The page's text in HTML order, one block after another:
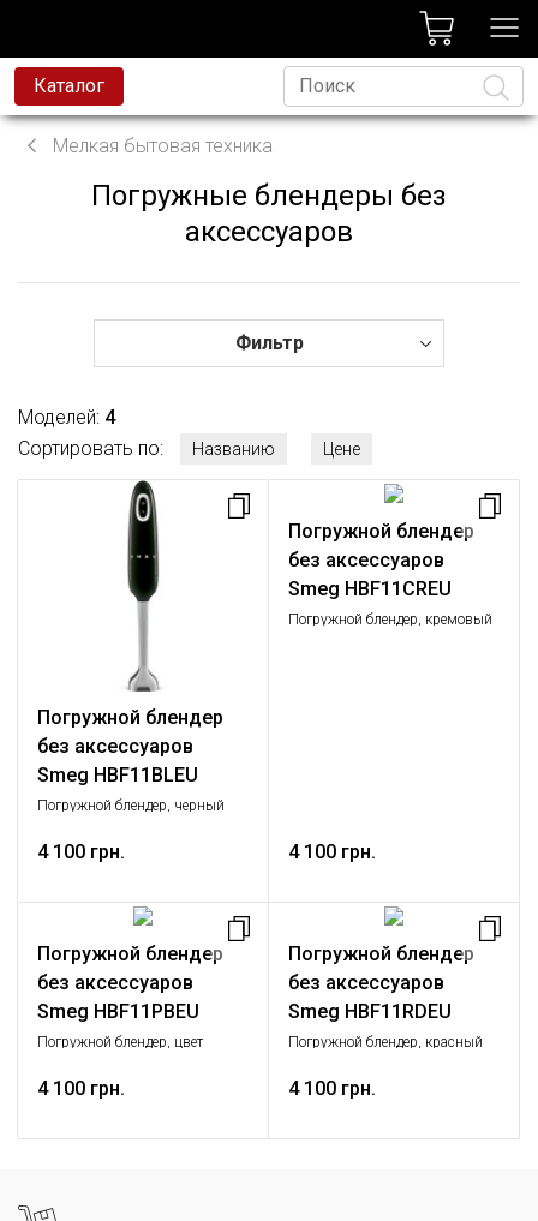
Каталог
техника
техника
и смесители
Мелкая бытовая техника
Погружные блендеры без
аксессуаров
Фильтр
Моделей: 4
Сортировать по:
Названию Цене
Погружной блендер
без аксессуаров
Smeg HBF11BLEU
Погружной блендер, черный
4 100 грн.
Погружной блендер
без аксессуаров
Smeg HBF11CREU
Погружной блендер, кремовый
4 100 грн.
Погружной блендер
без аксессуаров
Smeg HBF11PBEU
Погружной блендер, цвет
4 100 грн.
Погружной блендер
без аксессуаров
Smeg HBF11RDEU
Погружной блендер, красный
4 100 грн.